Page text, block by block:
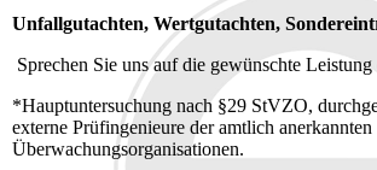
Unfallgutachten, Wertgutachten,
Sprechen Sie uns auf die gewünschte Leistung
*Hauptuntersuchung nach §29 StVZO,
externe Prüfingenieure der amtlich anerkannten
Überwachungsorganisationen.